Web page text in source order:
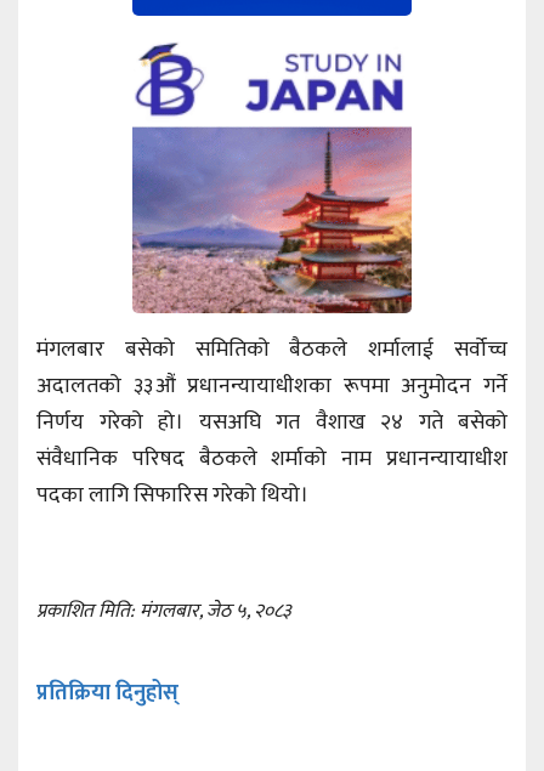
मंगलबार बसेको समितिको बैठकले शर्मालाई सर्वोच्च
अदालतको ३३औं प्रधानन्यायाधीशका रूपमा अनुमोदन गर्ने
निर्णय गरेको हो। यसअघि गत वैशाख २४ गते बसेको
संवैधानिक परिषद बैठकले शर्माको नाम प्रधानन्यायाधीश
पदका लागि सिफारिस गरेको थियो।
प्रकाशित मिति: मंगलबार, जेठ ५, २०८३
प्रतिक्रिया दिनुहोस्